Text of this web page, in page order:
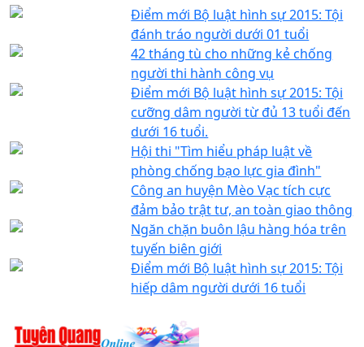
Điểm mới Bộ luật hình sự 2015: Tội
đánh tráo người dưới 01 tuổi
42 tháng tù cho những kẻ chống
người thi hành công vụ
Điểm mới Bộ luật hình sự 2015: Tội
cưỡng dâm người từ đủ 13 tuổi đến
dưới 16 tuổi.
Hội thi "Tìm hiểu pháp luật về
phòng chống bạo lực gia đình"
Công an huyện Mèo Vạc tích cực
đảm bảo trật tư, an toàn giao thông
Ngăn chặn buôn lậu hàng hóa trên
tuyến biên giới
Điểm mới Bộ luật hình sự 2015: Tội
hiếp dâm người dưới 16 tuổi